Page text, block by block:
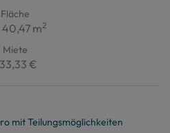
Fläche
m2
Miete
€